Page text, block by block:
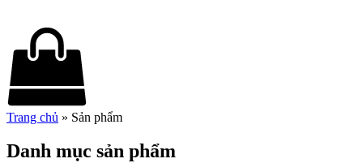
Trang chủ » Sản phẩm
Danh mục sản phẩm